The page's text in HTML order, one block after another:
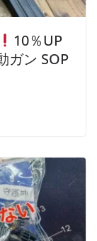
10％UP
ガン SOP